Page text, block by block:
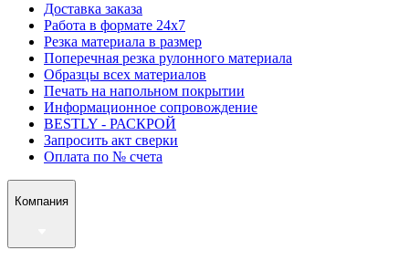
Доставка заказа
Работа в формате 24х7
Резка материала в размер
Поперечная резка рулонного материала
Образцы всех материалов
Печать на напольном покрытии
Информационное сопровождение
BESTLY - РАСКРОЙ
Запросить акт сверки
Оплата по № счета
Компания